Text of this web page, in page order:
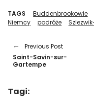
TAGS Buddenbrookowie
Niemcy
podróże
Previous Post
Saint-Savin-sur-
Gartempe
Tagi: